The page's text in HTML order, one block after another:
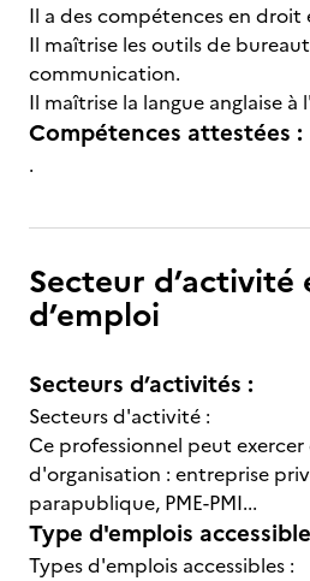
Il a des compétences en
Il maîtrise les outils de
communication.
Il maîtrise la langue anglaise
Compétences attestées :
.
Secteur
d’emploi
Secteurs d’activités :
Secteurs d'activité :
Ce professionnel peut
d'organisation : entreprise
parapublique, PME-PMI...
Type d'emplois
Types d'emplois accessibles :